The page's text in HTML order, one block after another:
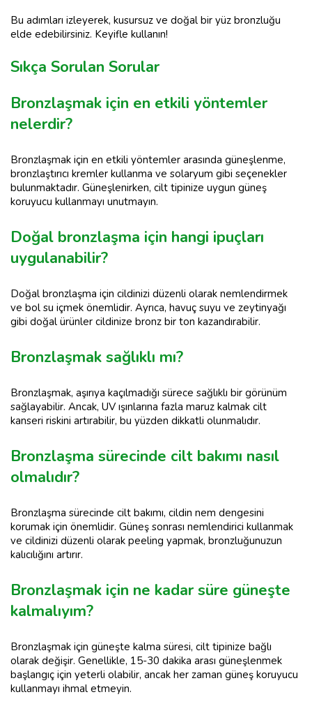
Bu adımları izleyerek, kusursuz ve doğal bir yüz bronzluğu
elde edebilirsiniz. Keyifle kullanın!
Sıkça Sorulan Sorular
Bronzlaşmak için en etkili yöntemler
nelerdir?
Bronzlaşmak için en etkili yöntemler arasında güneşlenme,
bronzlaştırıcı kremler kullanma ve solaryum gibi seçenekler
bulunmaktadır. Güneşlenirken, cilt tipinize uygun güneş
koruyucu kullanmayı unutmayın.
Doğal bronzlaşma için hangi ipuçları
uygulanabilir?
Doğal bronzlaşma için cildinizi düzenli olarak nemlendirmek
ve bol su içmek önemlidir. Ayrıca, havuç suyu ve zeytinyağı
gibi doğal ürünler cildinize bronz bir ton kazandırabilir.
Bronzlaşmak sağlıklı mı?
Bronzlaşmak, aşırıya kaçılmadığı sürece sağlıklı bir görünüm
sağlayabilir. Ancak, UV ışınlarına fazla maruz kalmak cilt
kanseri riskini artırabilir, bu yüzden dikkatli olunmalıdır.
Bronzlaşma sürecinde cilt bakımı nasıl
olmalıdır?
Bronzlaşma sürecinde cilt bakımı, cildin nem dengesini
korumak için önemlidir. Güneş sonrası nemlendirici kullanmak
ve cildinizi düzenli olarak peeling yapmak, bronzluğunuzun
kalıcılığını artırır.
Bronzlaşmak için ne kadar süre güneşte
kalmalıyım?
Bronzlaşmak için güneşte kalma süresi, cilt tipinize bağlı
olarak değişir. Genellikle, 15-30 dakika arası güneşlenmek
başlangıç için yeterli olabilir, ancak her zaman güneş koruyucu
kullanmayı ihmal etmeyin.